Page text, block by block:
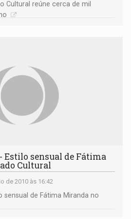
Cultural reúne cerca de mil
Estilo sensual de Fátima
Cultural
de 2010 às 16:42
sensual de Fátima Miranda no